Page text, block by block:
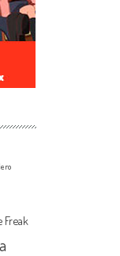
Freak